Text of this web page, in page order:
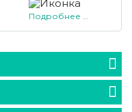
Подробнее ...